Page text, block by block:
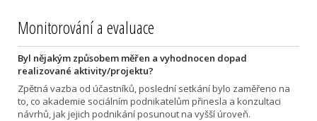
Monitorování a evaluace
Byl nějakým způsobem měřen a vyhodnocen dopad
realizované aktivity/projektu?
Zpětná vazba od účastníků, poslední setkání bylo zaměřeno na
to, co akademie sociálním podnikatelům přinesla a konzultaci
návrhů, jak jejich podnikání posunout na vyšší úroveň.